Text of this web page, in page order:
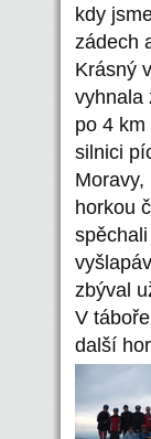
kdy
zádech
Krásný
vyhnala
po 4
silnici
horkou
zbýval
V
další